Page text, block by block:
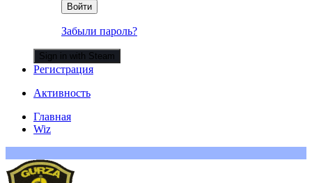
Войти
Забыли пароль?
Sign in with Steam
Регистрация
Активность
Главная
Wiz